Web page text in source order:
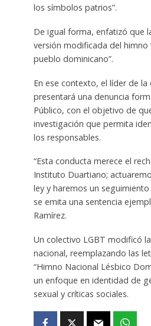
los símbolos patrios”.
De igual forma, enfatizó que
versión modificada del himno
pueblo dominicano”.
En ese contexto, el líder de
presentará una denuncia
Público, con el objetivo de
investigación que permita
los responsables.
“Esta conducta merece el
Instituto Duartiano;
ley y haremos un
se emita una sentencia
Ramírez.
Un colectivo LGBT modificó
nacional, reemplazando las
“Himno Nacional Lésbico
un enfoque en identidad de
sexual y críticas sociales.